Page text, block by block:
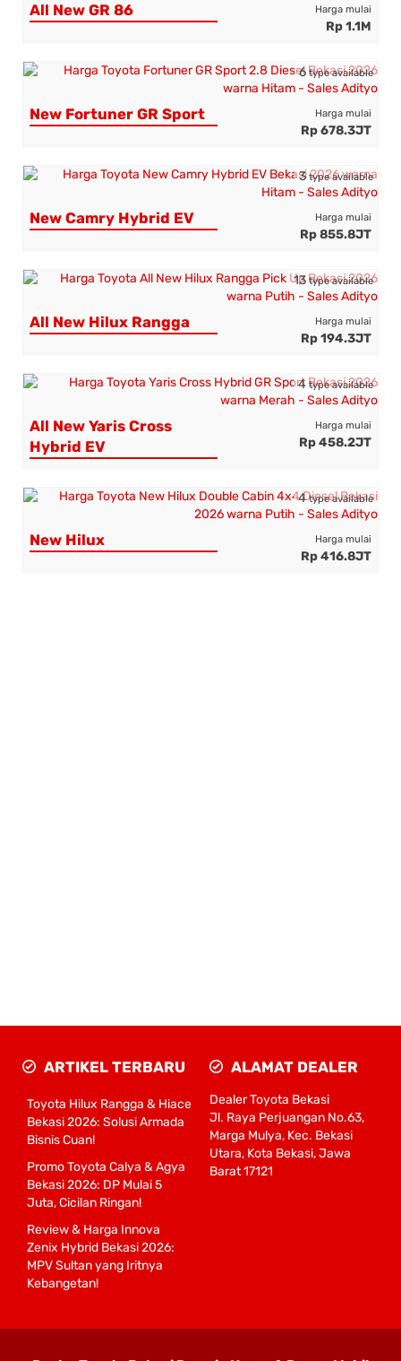
All New GR 86 Harga mulai
Rp 1.1M
New Fortuner GR Sport Harga mulai
Rp 678.3JT
6 type available
New Camry Hybrid EV Harga mulai
Rp 855.8JT
3type available
All New Hilux Rangga Harga mulai
Rp 194.3JT
13 type available
All New Yaris Cross
Hybrid EV
Harga mulai
Rp 458.2JT
4 type available
New Hilux Harga mulai
Rp 416.8JT
4type available
ARTIKEL TERBARU
Toyota Hilux Rangga & Hiace
Bekasi 2026: Solusi Armada
Bisnis Cuan!
Promo Toyota Calya & Agya
Bekasi 2026: DP Mulai 5
Juta, Cicilan Ringan!
Review & Harga Innova
Zenix Hybrid Bekasi 2026:
MPV Sultan yang Iritnya
Kebangetan!
ALAMAT DEALER
Dealer Toyota Bekasi
Jl. Raya Perjuangan No.63,
Marga Mulya, Kec. Bekasi
Utara, Kota Bekasi, Jawa
Barat 17121